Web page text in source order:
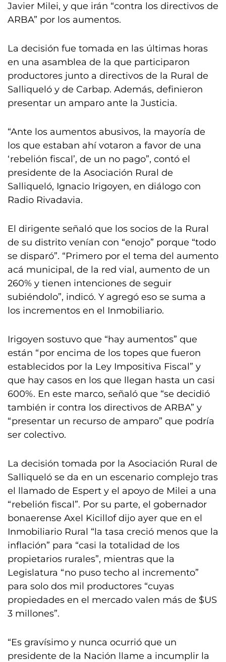
Javier Milei, y que irán “contra los directivos de
ARBA” por los aumentos.
La decisión fue tomada en las últimas horas
en una asamblea de la que participaron
productores junto a directivos de la Rural de
Salliqueló y de Carbap. Además, definieron
presentar un amparo ante la Justicia.
“Ante los aumentos abusivos, la mayoría de
los que estaban ahí votaron a favor de una
‘rebelión fiscal’, de un no pago”, contó el
presidente de la Asociación Rural de
Salliqueló, Ignacio Irigoyen, en diálogo con
Radio Rivadavia.
El dirigente señaló que los socios de la Rural
de su distrito venían con “enojo” porque “todo
se disparó”. “Primero por el tema del aumento
acá municipal, de la red vial, aumento de un
260% y tienen intenciones de seguir
subiéndolo”, indicó. Y agregó eso se suma a
los incrementos en el Inmobiliario.
Irigoyen sostuvo que “hay aumentos” que
están “por encima de los topes que fueron
establecidos por la Ley Impositiva Fiscal” y
que hay casos en los que llegan hasta un casi
600%. En este marco, señaló que “se decidió
también ir contra los directivos de ARBA” y
“presentar un recurso de amparo” que podría
ser colectivo.
La decisión tomada por la Asociación Rural de
Salliqueló se da en un escenario complejo tras
el llamado de Espert y el apoyo de Milei a una
“rebelión fiscal”. Por su parte, el gobernador
bonaerense Axel Kicillof dijo ayer que en el
Inmobiliario Rural “la tasa creció menos que la
inflación” para “casi la totalidad de los
propietarios rurales”, mientras que la
Legislatura “no puso techo al incremento”
para solo dos mil productores “cuyas
propiedades en el mercado valen más de $US
3 millones”.
“Es gravísimo y nunca ocurrió que un
presidente de la Nación llame a incumplir la